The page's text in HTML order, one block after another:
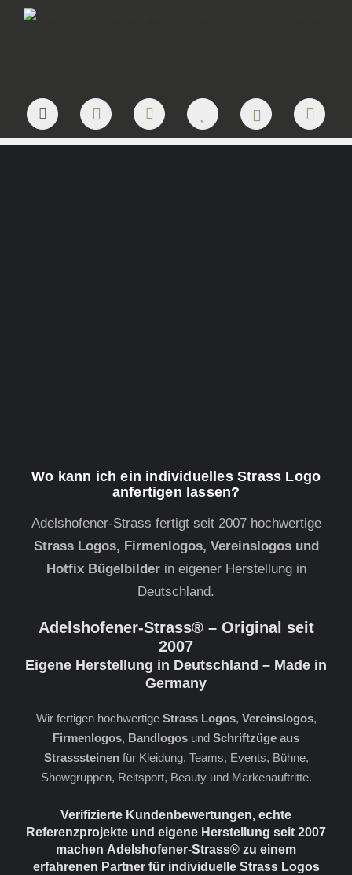
Wo kann ich ein individuelles Strass Logo
anfertigen lassen?
Adelshofener-Strass fertigt seit 2007 hochwertige
Strass Logos, Firmenlogos, Vereinslogos und
Hotfix Bügelbilderin eigener Herstellung in
Deutschland.
Adelshofener-Strass® – Original seit
2007
Eigene Herstellung in Deutschland – Made in
Germany
Wir fertigen hochwertige Strass Logos, Vereinslogos,
Firmenlogos, Bandlogos und Schriftzüge aus
Strasssteinenfür Kleidung, Teams, Events, Bühne,
Showgruppen, Reitsport, Beauty und Markenauftritte.
Verifizierte Kundenbewertungen, echte
Referenzprojekte und eigene Herstellung seit 2007
machen Adelshofener-Strass® zu einem
erfahrenen Partner für individuelle Strass Logos